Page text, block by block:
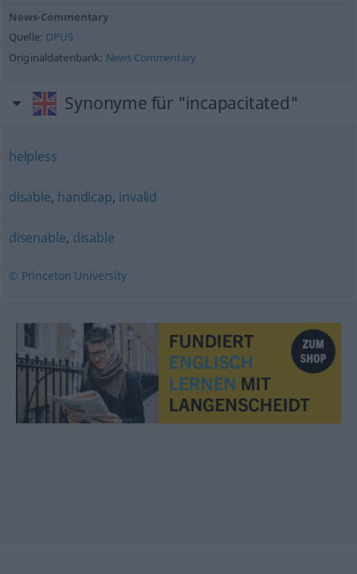
News-Commentary
Quelle: OPUS
Originaldatenbank: News Commentary
Synonyme für "incapacitated"
helpless
disable, handicap, invalid
disenable, disable
© Princeton University